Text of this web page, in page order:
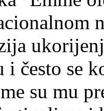
i često se
su mu